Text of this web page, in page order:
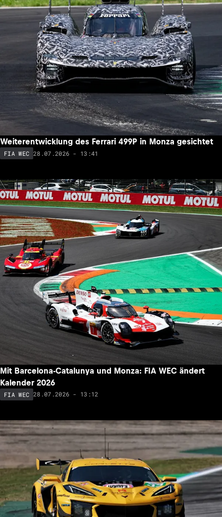
Weiterentwicklung des Ferrari 499P in Monza gesichtet
FIA WEC 28.07.2026 - 13:41
Mit Barcelona-Catalunya und Monza: FIA WEC ändert
Kalender 2026
FIA WEC 28.07.2026 - 13:12